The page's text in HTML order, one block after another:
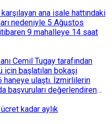
iptali için yargıya
ana isale hattındaki
nedeniyle 5 Ağustos
9 mahalleye 14 saat
Cemil Tugay tarafından
için başlatılan bokaşi
ulaştı. İzmirlilerin
başvuruları değerlendiren
farklı ilçelerde toplam
İzmirlileri
dahil etti.
kadar aylık